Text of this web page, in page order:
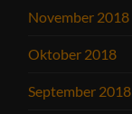
November 2018
Oktober 2018
September 2018